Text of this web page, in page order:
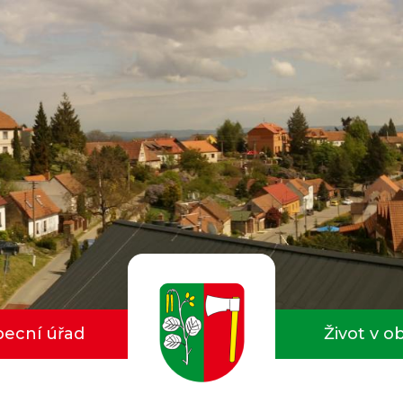
úřad Život v